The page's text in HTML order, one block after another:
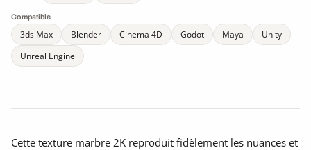
Compatible
3ds Max Blender Cinema 4D Godot Maya
Unity
Unreal Engine
Cette texture marbre 2K reproduit fidèlement les nuances et